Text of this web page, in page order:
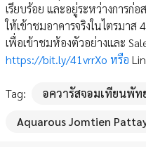
เรียบร้อย และอยู่ระหว่างการก่
ให้เข้าชมอาคารจริงในไตรมา
เพื่อเข้าชมห้องตัวอย่างและ
https://bit.ly/41vrrXo หรือ
Tag:
อควารัสจอมเทียนพัท
Aquarous Jomtien